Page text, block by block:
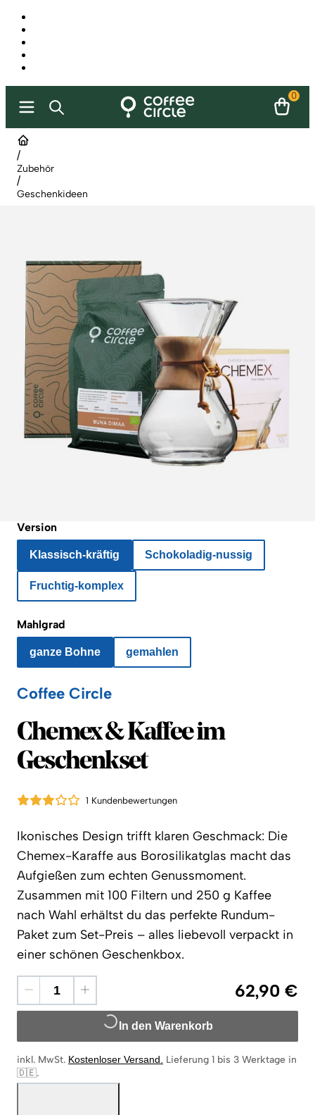
0
/
Zubehör
/
Geschenkideen
Version
Klassisch-kräftig Schokoladig-nussig
Fruchtig-komplex
Mahlgrad
ganze Bohne gemahlen
Coffee Circle
Coffee Circle
Chemex & Kaffee im
Geschenkset
1 Kundenbewertungen
Ikonisches Design trifft klaren Geschmack: Die
Chemex-Karaffe aus Borosilikatglas macht das
Aufgießen zum echten Genussmoment.
Zusammen mit 100 Filtern und 250 g Kaffee
nach Wahl erhältst du das perfekte Rundum-
Paket zum Set-Preis – alles liebevoll verpackt in
einer schönen Geschenkbox.
62,90 €
In den Warenkorb
inkl. MwSt. Kostenloser Versand. Lieferung 1 bis 3 Werktage in
🇩🇪.